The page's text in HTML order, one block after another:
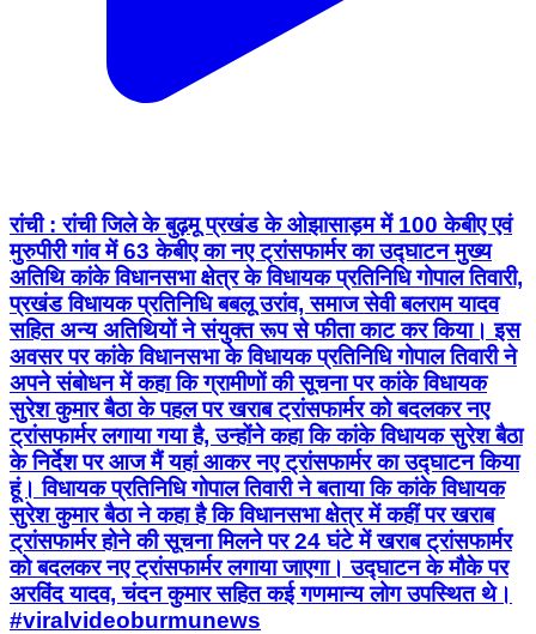
रांची : रांची जिले के बुढ़मू प्रखंड के ओझासाड़म में 100 केबीए एवं
मुरुपीरी गांव में 63 केबीए का नए ट्रांसफार्मर का उद्घाटन मुख्य
अतिथि कांके विधानसभा क्षेत्र के विधायक प्रतिनिधि गोपाल तिवारी,
प्रखंड विधायक प्रतिनिधि बबलू उरांव, समाज सेवी बलराम यादव
सहित अन्य अतिथियों ने संयुक्त रूप से फीता काट कर किया। इस
अवसर पर कांके विधानसभा के विधायक प्रतिनिधि गोपाल तिवारी ने
अपने संबोधन में कहा कि ग्रामीणों की सूचना पर कांके विधायक
सुरेश कुमार बैठा के पहल पर खराब ट्रांसफार्मर को बदलकर नए
ट्रांसफार्मर लगाया गया है, उन्होंने कहा कि कांके विधायक सुरेश बैठा
के निर्देश पर आज मैं यहां आकर नए ट्रांसफार्मर का उद्घाटन किया
हूं। विधायक प्रतिनिधि गोपाल तिवारी ने बताया कि कांके विधायक
सुरेश कुमार बैठा ने कहा है कि विधानसभा क्षेत्र में कहीं पर खराब
ट्रांसफार्मर होने की सूचना मिलने पर 24 घंटे में खराब ट्रांसफार्मर
को बदलकर नए ट्रांसफार्मर लगाया जाएगा। उद्घाटन के मौके पर
अरविंद यादव, चंदन कुमार सहित कई गणमान्य लोग उपस्थित थे।
#viralvideoburmunews